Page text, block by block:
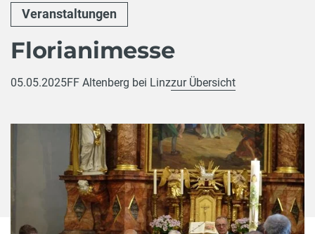
Veranstaltungen
Florianimesse
05.05.2025FF Altenberg bei Linzzur Übersicht